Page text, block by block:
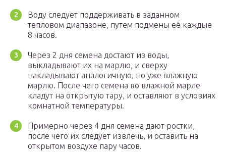
Воду следует поддерживать в заданном
тепловом диапазоне, путем подмены её каждые
8 часов.
Через 2 дня семена достают из воды,
выкладывают их на марлю, и сверху
накладывают аналогичную, но уже влажную
марлю. После чего семена во влажной марле
кладут на открытую тару, и оставляют в условиях
комнатной температуры.
Примерно через 4 дня семена дают ростки,
после чего их следует извлечь, и оставить на
открытом воздухе пару часов.